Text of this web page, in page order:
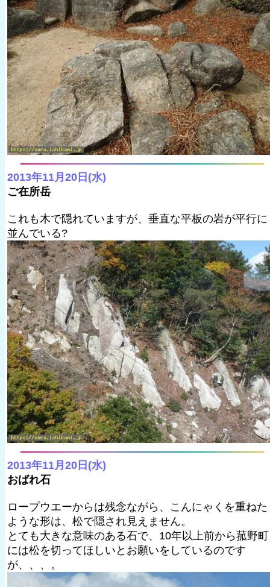
2013年11月20日(水)
ご在所岳
これも木で隠れていますが、垂直な平板の岩が平行に
並んでいる?
2013年11月20日(水)
おばれ石
ロープウエーからは残念ながら、こんにゃくを重ねた
ような形は、松で隠され見えません。
とても大きな意味のある石で、10年以上前から菰野町
には松を切ってほしいとお願いをしているのです
が、、、。